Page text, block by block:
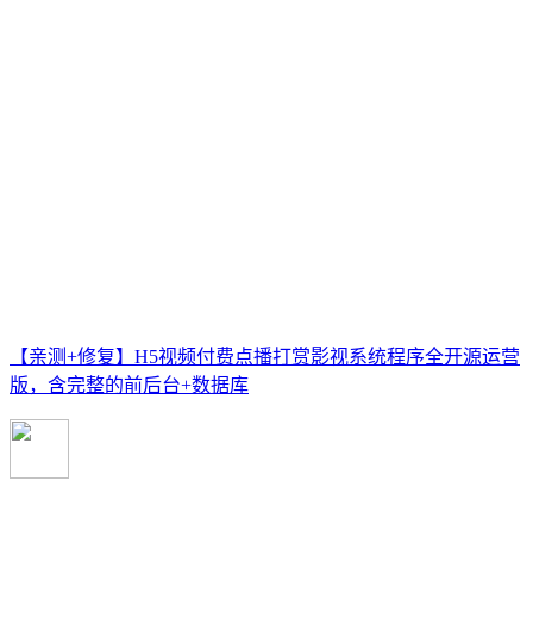
【亲测+修复】H5视频付费点播打赏影视系统程序全开源运营
版，含完整的前后台+数据库